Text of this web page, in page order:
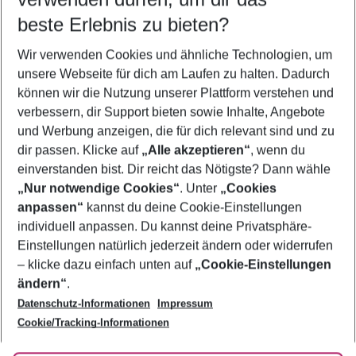
5-8 Nächte
2 Erwachsene Keine Kinder
Mehr Filter anzeigen
Footer
Footer navigation
Über uns
AGB
Bestpreisgarantie
Cookie-Einstellungen ändern
Cookie-Richtlinie
Agenturbetreuung
Barrierefreies Reisen
Folge uns
beste Erlebnis zu bieten?
Wir verwenden Cookies und ähnliche Technologien, um
unsere Webseite für dich am Laufen zu halten. Dadurch
können wir die Nutzung unserer Plattform verstehen und
verbessern, dir Support bieten sowie Inhalte, Angebote
und Werbung anzeigen, die für dich relevant sind und zu
dir passen. Klicke auf „Alle akzeptieren“, wenn du
einverstanden bist. Dir reicht das Nötigste? Dann wähle
„Nur notwendige Cookies“. Unter „Cookies
anpassen“ kannst du deine Cookie-Einstellungen
individuell anpassen. Du kannst deine Privatsphäre-
Einstellungen natürlich jederzeit ändern oder widerrufen
– klicke dazu einfach unten auf „Cookie-Einstellungen
ändern“.
Datenschutz-Informationen
Impressum
Cookie/Tracking-Informationen